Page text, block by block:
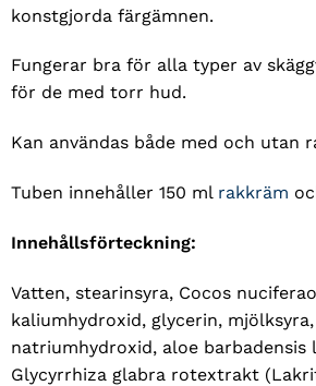
konstgjorda färgämnen.
Fungerar bra för alla typer av
för de med torr hud.
Kan användas både med och utan
Tuben innehåller 150 ml rakkräm
Innehållsförteckning:
Vatten, stearinsyra, Cocos
kaliumhydroxid, glycerin,
natriumhydroxid, aloe barbadensis
Glycyrrhiza glabra rotextrakt